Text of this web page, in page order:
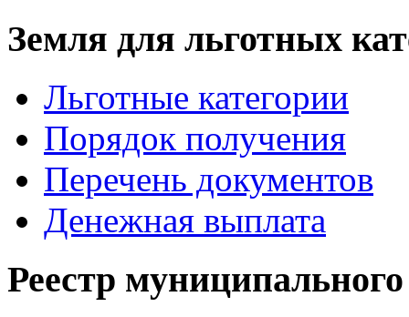
Земля для льготных
Льготные категории
Порядок получения
Перечень документов
Денежная выплата
Реестр